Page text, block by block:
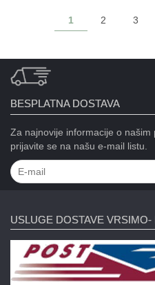
1 2 3
BESPLATNA DOSTAVA
Za najnovije informacije o našim
prijavite se na našu e-mail listu.
USLUGE DOSTAVE